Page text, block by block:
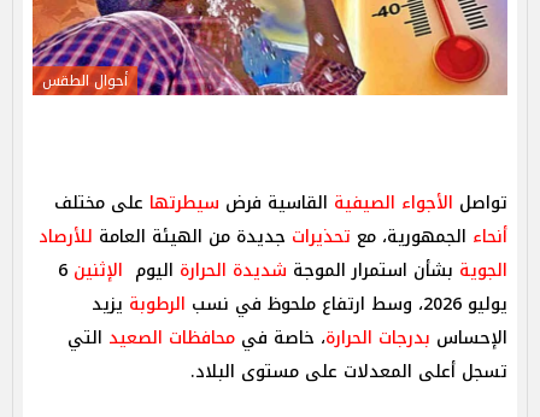
أحوال الطقس
تواصل الأجواء الصيفية القاسية فرض سيطرتها على مختلف
أنحاء الجمهورية، مع تحذيرات جديدة من الهيئة العامة للأرصاد
الجوية بشأن استمرار الموجة شديدة الحرارة اليوم الإثنين 6
يوليو 2026، وسط ارتفاع ملحوظ في نسب
الرطوبة يزيد
الإحساس بدرجات الحرارة، خاصة في محافظات الصعيد التي
تسجل أعلى المعدلات على مستوى البلاد.